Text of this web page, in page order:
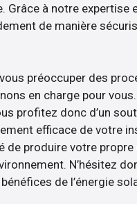
Grâce à notre expertise
de manière
préoccuper des
en charge pour
profitez donc d’un
efficace de votre
de produire votre
N’hésitez
de l’énergie